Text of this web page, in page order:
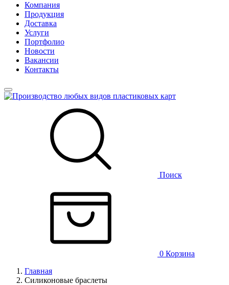
Компания
Продукция
Доставка
Услуги
Портфолио
Новости
Вакансии
Контакты
Поиск
0 Корзина
Главная
Силиконовые браслеты